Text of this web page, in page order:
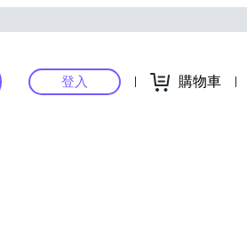
登入 購物車